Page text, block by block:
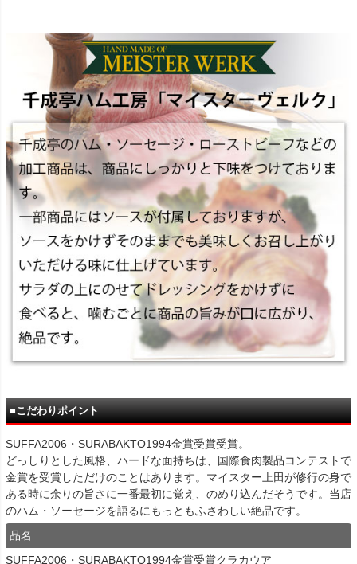
■こだわりポイント
SUFFA2006・SURABAKTO1994金賞受賞受賞。
どっしりとした風格、ハードな面持ちは、国際食肉製品コンテストで
金賞を受賞しただけのことはあります。マイスター上田が修行の身で
ある時に余りの旨さに一番最初に覚え、のめり込んだそうです。当店
のハム・ソーセージを語るにもっともふさわしい絶品です。
品名
SUFFA2006・SURABAKTO1994金賞受賞クラカウア